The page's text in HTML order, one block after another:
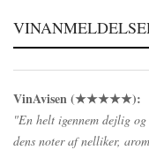
VinAvisen (★★★★★):
"En helt igennem dejlig
dens noter af nelliker,